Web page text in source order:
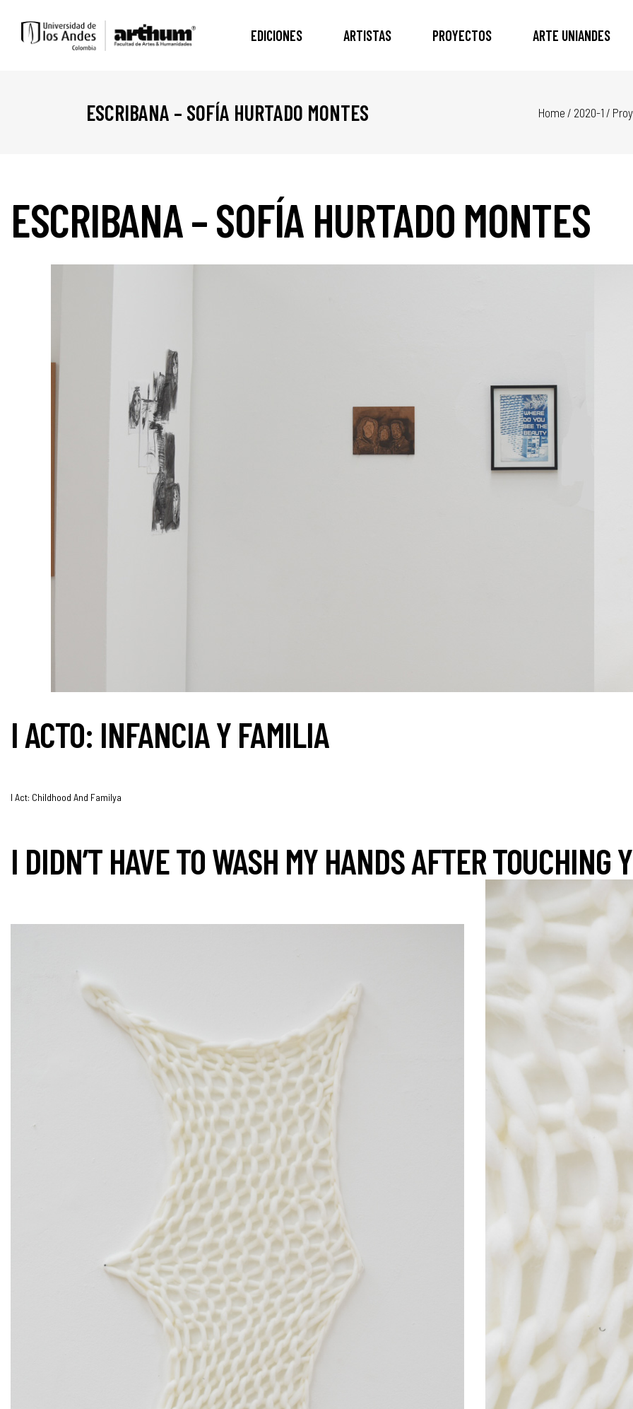
EDICIONES ARTISTAS PROYECTOS ARTE UNIANDES
ESCRIBANA – SOFÍA HURTADO MONTES Home / 2020-1 /
ESCRIBANA – SOFÍA HURTADO MONTES
I ACTO: INFANCIA Y FAMILIA
I Act: Childhood And Familya
I DIDN’T HAVE TO WASH MY HANDS AFTER TOUCHING